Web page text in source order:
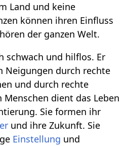
Land und keine
können ihren Einfluss
der ganzen Welt.
schwach und hilflos. Er
Neigungen durch rechte
und durch rechte
Menschen dient das Leben
Sie formen ihr
und ihre Zukunft. Sie
Einstellung und